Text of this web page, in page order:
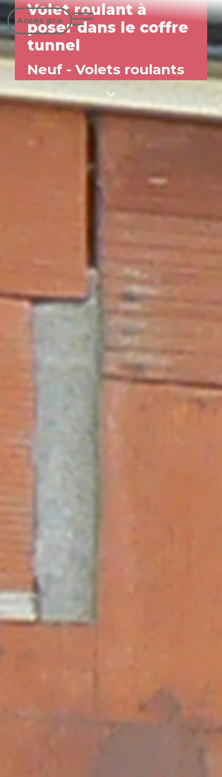
Accès pro
Volet roulant à
poser dans le coffre
tunnel
Neuf - Volets roulants